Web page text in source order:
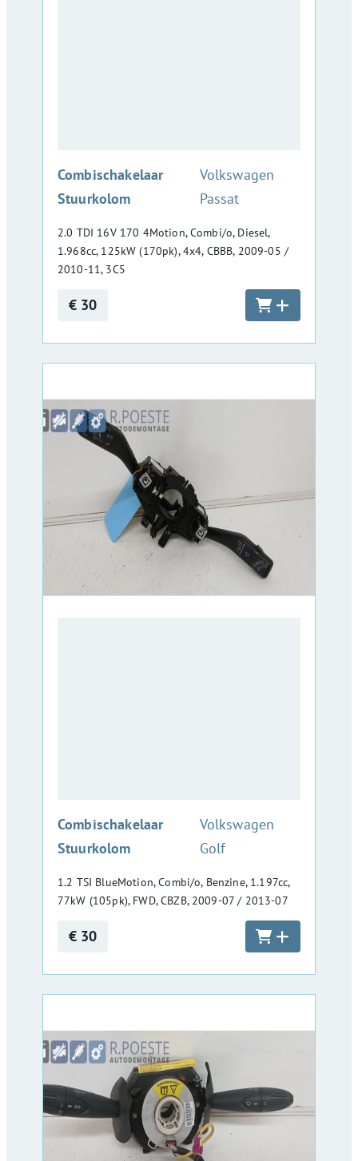
Combischakelaar
Stuurkolom
:Volkswagen
Passat
2.0 TDI 16V 170 4Motion, Combi/o, Diesel,
1.968cc, 125kW (170pk), 4x4, CBBB, 2009-05 /
2010-11, 3C5
€ 30
Combischakelaar
Stuurkolom
:Volkswagen
Golf
1.2 TSI BlueMotion, Combi/o, Benzine, 1.197cc,
77kW (105pk), FWD, CBZB, 2009-07 / 2013-07
€ 30